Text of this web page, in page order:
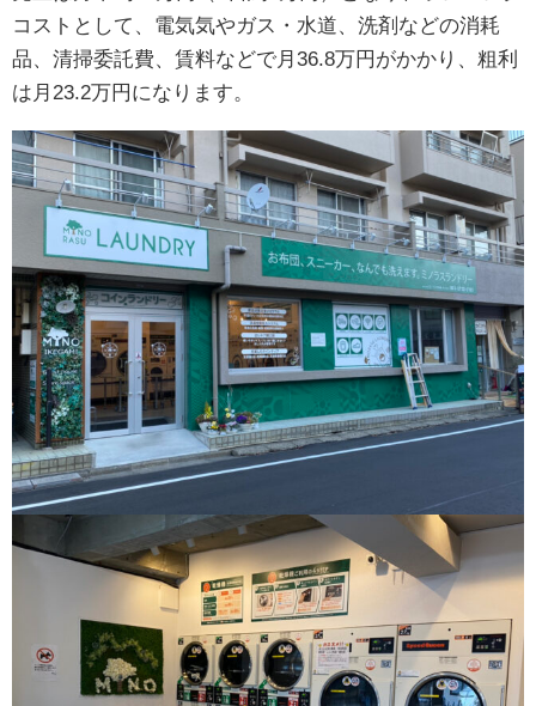
コストとして、電気気やガス・水道、洗剤などの消耗
品、清掃委託費、賃料などで月36.8万円がかかり、粗利
は月23.2万円になります。